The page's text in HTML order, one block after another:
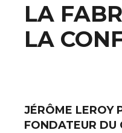
LA
LA
JÉRÔME LEROY
FONDATEUR DU